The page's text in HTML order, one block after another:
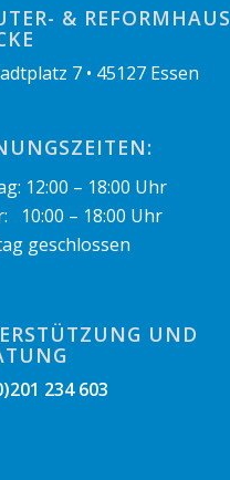
& REFORMHAUS
7 • 45127 Essen
12:00 – 18:00 Uhr
10:00 – 18:00 Uhr
geschlossen
UND
234 603